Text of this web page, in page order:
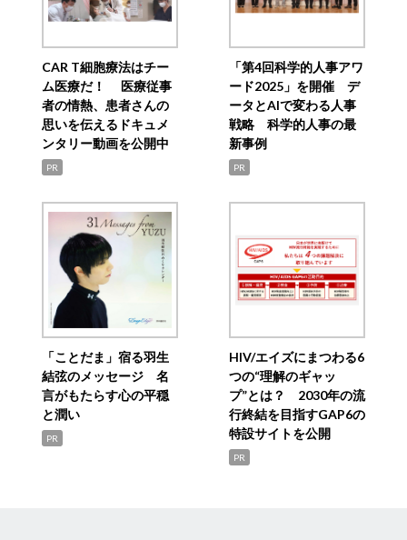
CAR T細胞療法はチー
ム医療だ！ 医療従事
者の情熱、患者さんの
思いを伝えるドキュメ
ンタリー動画を公開中
PR
「第4回科学的人事アワ
ード2025」を開催 デ
ータとAIで変わる人事
戦略 科学的人事の最
新事例
PR
「ことだま」宿る羽生
結弦のメッセージ 名
言がもたらす心の平穏
と潤い
PR
HIV/エイズにまつわる6
つの“理解のギャッ
プ”とは？ 2030年の流
行終結を目指すGAP6の
特設サイトを公開
PR